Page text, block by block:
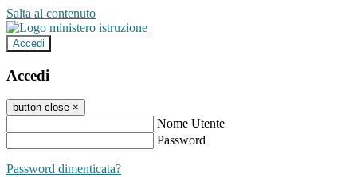
Salta al contenuto
Accedi
Accedi
button close ×
Nome Utente
Password
Password dimenticata?